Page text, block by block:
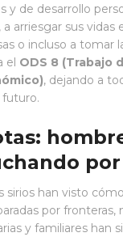
y de desarrollo
arriesgar sus vidas
o incluso a tomar
el ODS 8 (Trabajo
, dejando a
futuro.
sirios han visto
por fronteras,
y familiares han